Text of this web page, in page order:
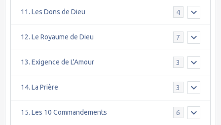
11. Les Dons de Dieu 4
12. Le Royaume de Dieu 7
13. Exigence de L'Amour 3
14. La Prière 3
15. Les 10 Commandements 6